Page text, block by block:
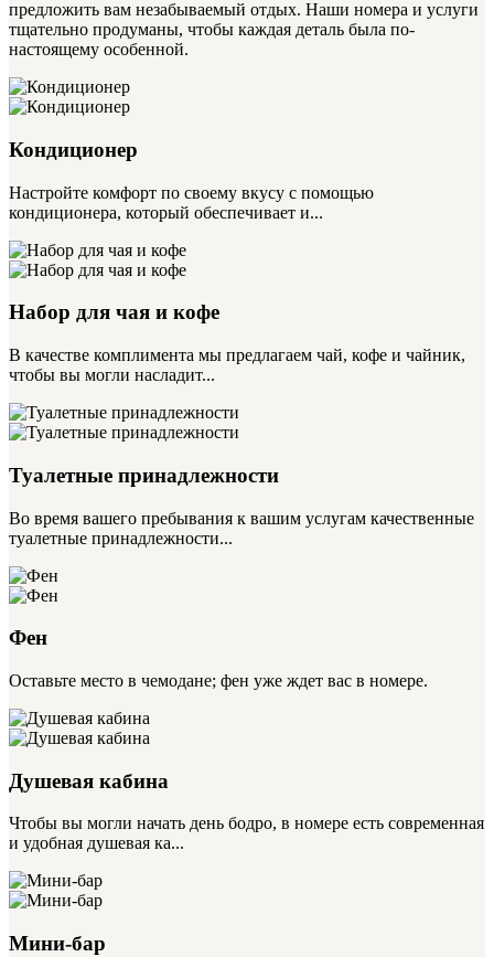
предложить вам незабываемый отдых. Наши номера и услуги
тщательно продуманы, чтобы каждая деталь была по-
настоящему особенной.
Кондиционер
Настройте комфорт по своему вкусу с помощью
кондиционера, который обеспечивает и...
Набор для чая и кофе
В качестве комплимента мы предлагаем чай, кофе и чайник,
чтобы вы могли насладит...
Туалетные принадлежности
Во время вашего пребывания к вашим услугам качественные
туалетные принадлежности...
Фен
Оставьте место в чемодане; фен уже ждет вас в номере.
Душевая кабина
Чтобы вы могли начать день бодро, в номере есть современная
и удобная душевая ка...
Мини-бар